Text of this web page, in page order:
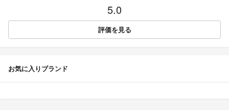
5.0
評価を見る
お気に入りブランド